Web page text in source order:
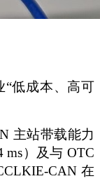
“低成本、高可
主站带载能力
ms）及与 OTC
CAN 在